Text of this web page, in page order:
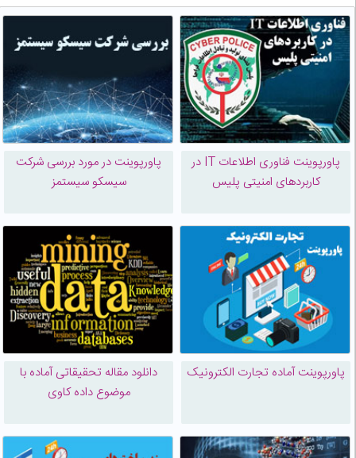
پاورپوینت فناوری اطلاعات IT در
کاربردهای امنیتی پلیس
پاورپوینت در مورد بررسی شرکت
سیسکو سیستمز
پاورپوینت آماده تجارت الکترونیک
دانلود مقاله تحقیقاتی آماده با
موضوع داده کاوی